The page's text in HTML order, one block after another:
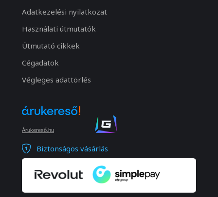
Adatkezelési nyilatkozat
Használati útmutatók
Útmutató cikkek
Cégadatok
Végleges adattörlés
Árukereső.hu
Biztonságos vásárlás